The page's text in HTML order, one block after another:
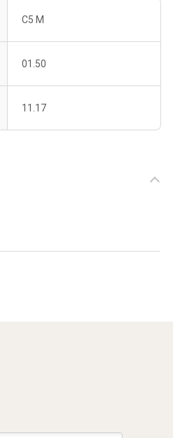
C5 M
01.50
11.17